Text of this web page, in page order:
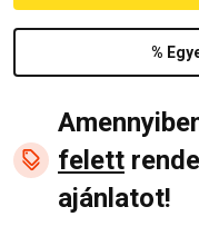
%
felett
ajánlatot!